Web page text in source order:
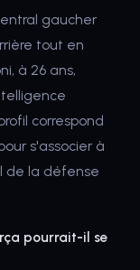
gaucher
tout en
à 26 ans,
correspond
s'associer à
de la défense
pourrait-il se